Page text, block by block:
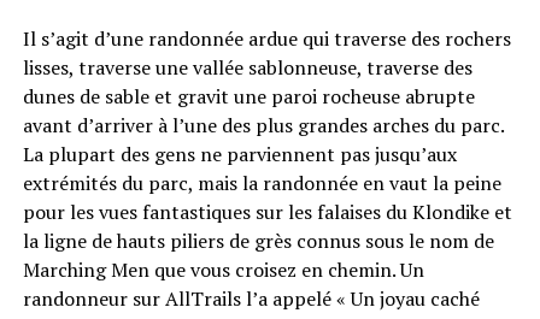
Il s’agit d’une randonnée ardue qui traverse des rochers
lisses, traverse une vallée sablonneuse, traverse des
dunes de sable et gravit une paroi rocheuse abrupte
avant d’arriver à l’une des plus grandes arches du parc.
La plupart des gens ne parviennent pas jusqu’aux
extrémités du parc, mais la randonnée en vaut la peine
pour les vues fantastiques sur les falaises du Klondike et
la ligne de hauts piliers de grès connus sous le nom de
Marching Men que vous croisez en chemin. Un
randonneur sur AllTrails l’a appelé « Un joyau caché